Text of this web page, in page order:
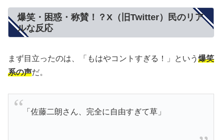
爆笑・困惑・称賛！？X（旧Twitter）民のリア
ルな反応
まず目立ったのは、「もはやコントすぎる！」という 爆笑
系の声だ。
「佐藤二朗さん、完全に自由すぎて草」